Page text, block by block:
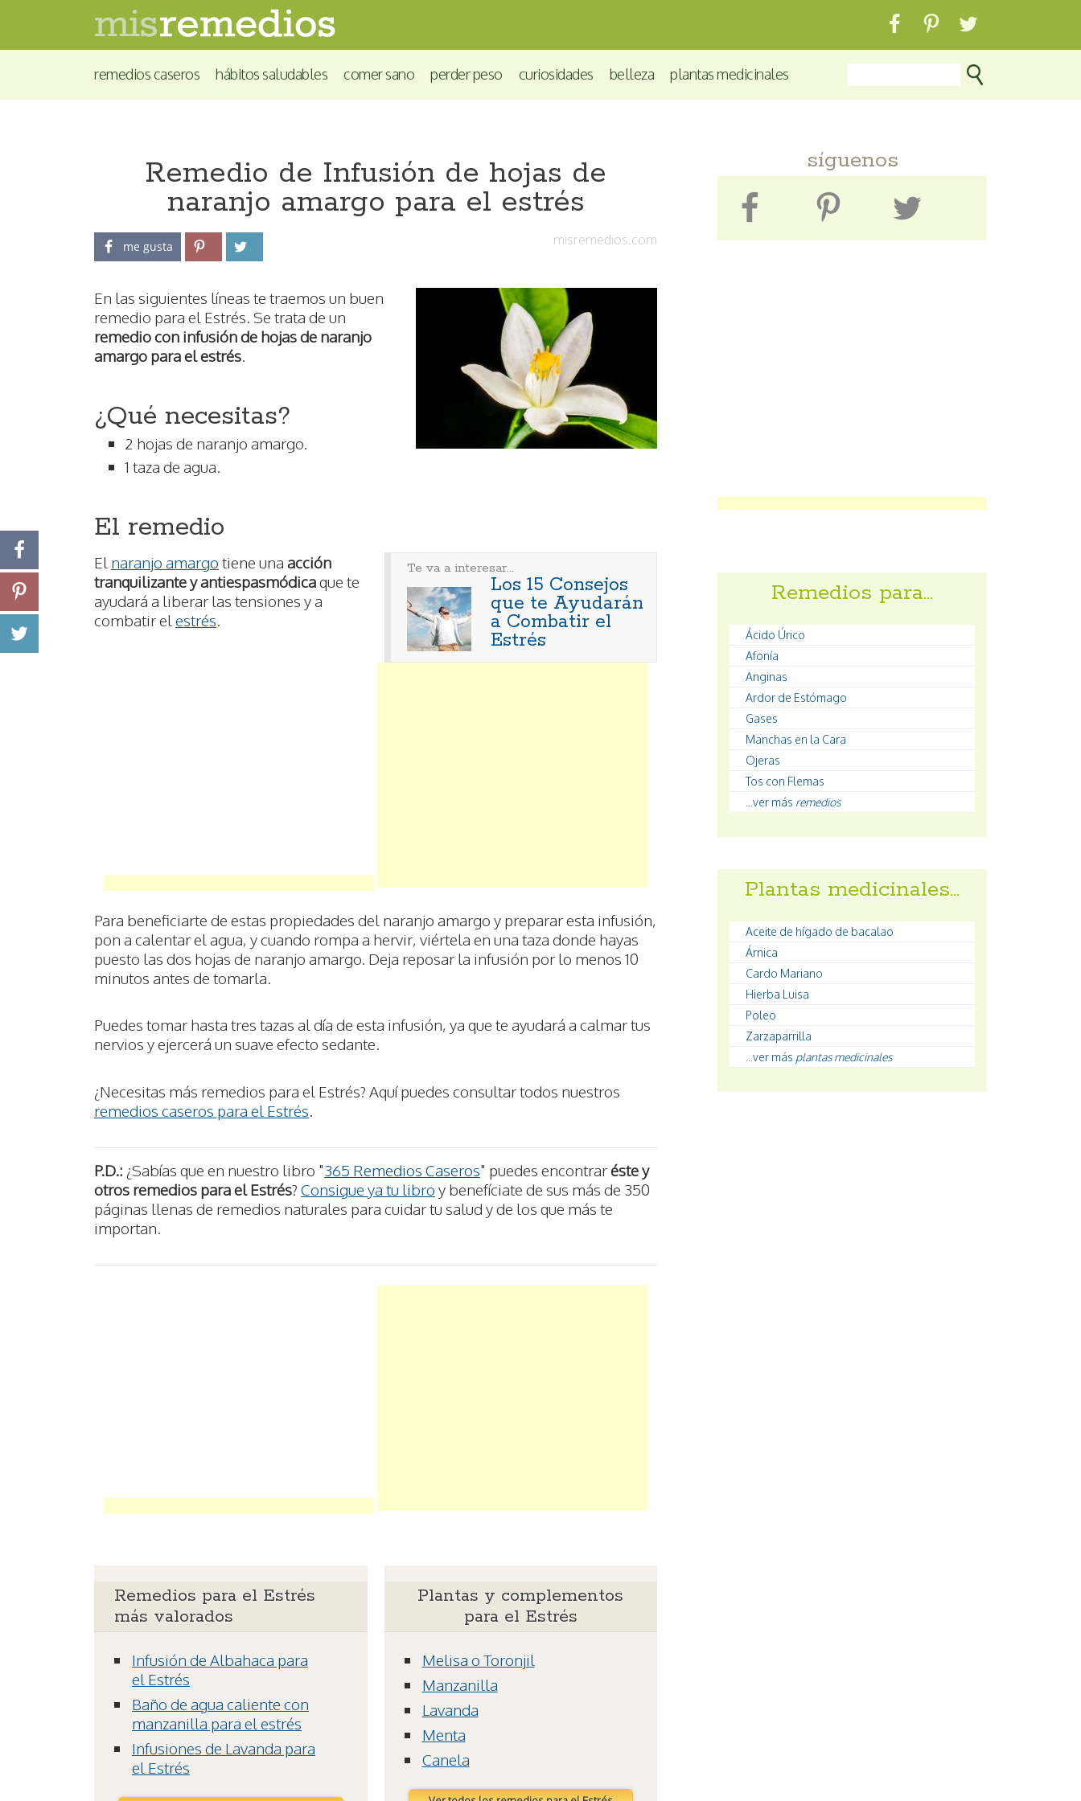
remedios caseros hábitos saludables comer sano perder peso curiosidades belleza plantas medicinales
Remedio de Infusión de hojas de
naranjo amargo para el estrés
misremedios.com
me gusta
En las siguientes líneas te traemos un buen
remedio para el Estrés. Se trata de un
remedio con infusión de hojas de naranjo
amargo para el estrés.
¿Qué necesitas?
2 hojas de naranjo amargo.
1 taza de agua.
El remedio
Te va a interesar...
Los 15 Consejos
que te Ayudarán
a Combatir el
Estrés
El naranjo amargo tiene una acción
tranquilizante y antiespasmódicaque te
ayudará a liberar las tensiones y a
combatir el estrés.
Para beneficiarte de estas propiedades del naranjo amargo y preparar esta infusión,
pon a calentar el agua, y cuando rompa a hervir, viértela en una taza donde hayas
puesto las dos hojas de naranjo amargo. Deja reposar la infusión por lo menos 10
minutos antes de tomarla.
Puedes tomar hasta tres tazas al día de esta infusión, ya que te ayudará a calmar tus
nervios y ejercerá un suave efecto sedante.
¿Necesitas más remedios para el Estrés? Aquí puedes consultar todos nuestros
remedios caseros para el Estrés
P.D.: ¿Sabías que en nuestro libro "365 Remedios Caseros" puedes encontraréste y
otros remedios para el Estrés? Consigue ya tu libro y benefíciate de sus más de 350
páginas llenas de remedios naturales para cuidar tu salud y de los que más te
importan.
Remedios para el Estrés
más valorados
Infusión de Albahaca para
el Estrés
Baño de agua caliente con
manzanilla para el estrés
Infusiones de Lavanda para
el Estrés
Plantas y complementos
para el Estrés
Melisa o Toronjil
Manzanilla
Lavanda
Menta
Canela
síguenos
Remedios para…
Ácido Úrico
Afonía
Anginas
Ardor de Estómago
Gases
Manchas en la Cara
Ojeras
Tos con Flemas
...ver más remedios
Plantas medicinales…
Aceite de hígado de bacalao
Árnica
Cardo Mariano
Hierba Luisa
Poleo
Zarzaparrilla
...ver más plantas medicinales